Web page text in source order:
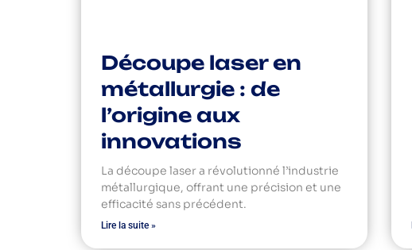
Découpe laser en
métallurgie : de
l’origine aux
innovations
La découpe laser a révolutionné l’industrie
métallurgique, offrant une précision et une
efficacité sans précédent.
Lire la suite »